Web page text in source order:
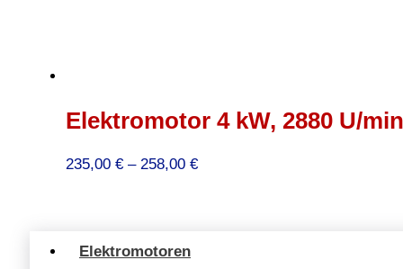
Elektromotoren
Elektromotor 4 kW, 2880 U/
235,00 € – 258,00 €Preisspanne: